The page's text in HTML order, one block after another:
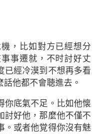
，比如對方已經想分
事遷就，不时討好丈
已經冷漠到不想再多看
他都不會聴進去。
你底氣不足。比如他懐
討好他，那麼他不僅不
。或者他覚得你沒有魅